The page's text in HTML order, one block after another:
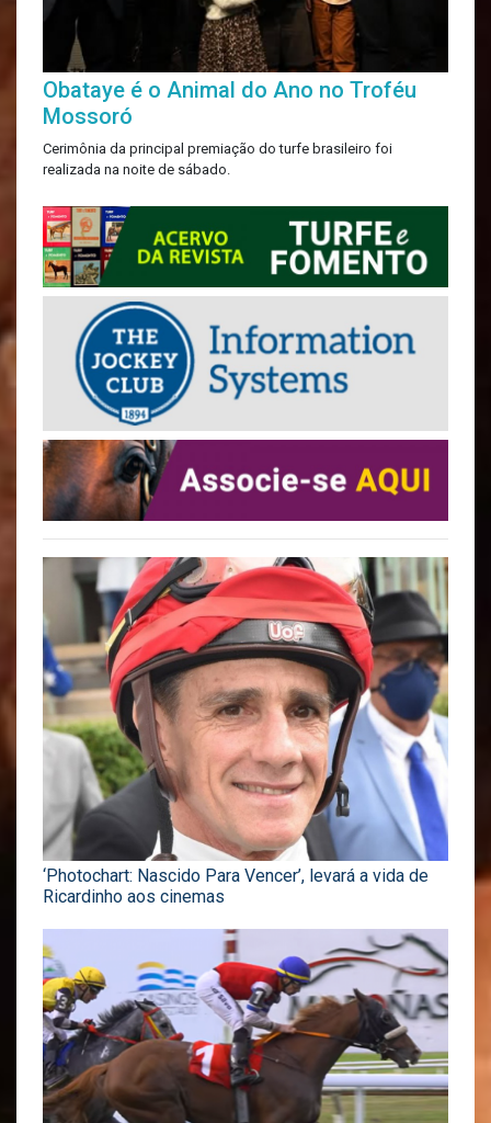
Obataye é o Animal do Ano no Troféu
Mossoró
Cerimônia da principal premiação do turfe brasileiro foi
realizada na noite de sábado.
‘Photochart: Nascido Para Vencer’, levará a vida de
Ricardinho aos cinemas